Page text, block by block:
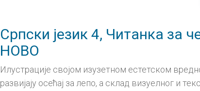
Српски језик 4, Читанка за
НОВО
Илустрације својом изузетном естетском
развијају осећај за лепо, а склад визуелног и